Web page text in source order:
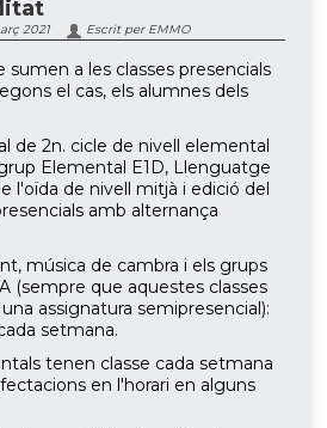
2021 Escrit per EMMO
a les classes presencials
el cas, els alumnes dels
de 2n. cicle de nivell elemental
Elemental E1D, Llenguatge
l'oïda de nivell mitjà i edició del
amb alternança
música de cambra i els grups
(sempre que aquestes classes
assignatura semipresencial):
setmana.
tenen classe cada setmana
en l'horari en alguns